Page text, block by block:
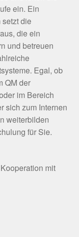
ein. Ein
die
die ein
und betreuen
Egal, ob
QM der
im Bereich
sich zum Internen
weiterbilden
für Sie.
mit